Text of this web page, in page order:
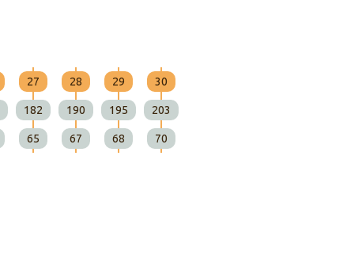
27 28 29 30
182 190 195 203
65 67 68 70